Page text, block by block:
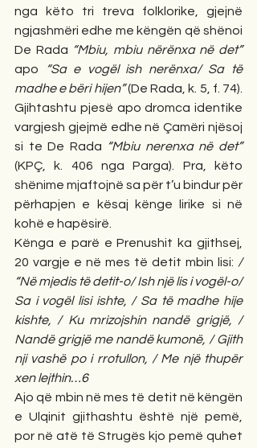
nga këto tri treva folklorike, gjejnë
ngjashmëri edhe me këngën që shënoi
De Rada “Mbiu, mbiu nërënxa në det”
apo
“Sa e vogël ish nerënxa/ Sa të
madhe e bëri hijen” (De Rada, k. 5, f. 74).
Gjihtashtu pjesë apo dromca identike
vargjesh gjejmë edhe në Çamëri njësoj
si te De Rada “Mbiu nerenxa në det”
(KPÇ, k. 406 nga Parga). Pra, këto
shënime mjaftojnë sa për t’u bindur për
përhapjen e kësaj kënge lirike si në
kohë e hapësirë.
Kënga e parë e Prenushit ka gjithsej,
20 vargje e në mes të detit mbin lisi: /
“Në mjedis të detit-o/ Ish një lis i vogël-o/
Sa i vogël lisi ishte, / Sa të madhe hije
kishte, / Ku mrizojshin nandë grigjë, /
Nandë grigjë me nandë kumonë, / Gjith
nji vashë po i rrotullon, / Me një thupër
xen lejthin…6
Ajo që mbin në mes të detit në këngën
e Ulqinit gjithashtu është një pemë,
por në atë të Strugës kjo pemë quhet